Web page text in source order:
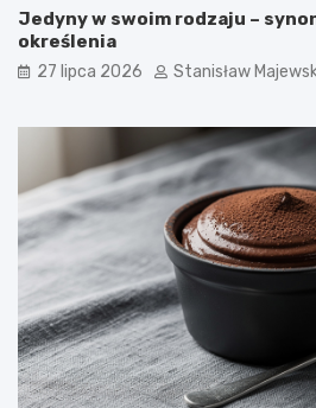
Jedyny w swoim rodzaju –
określenia
27 lipca 2026 Stanisław